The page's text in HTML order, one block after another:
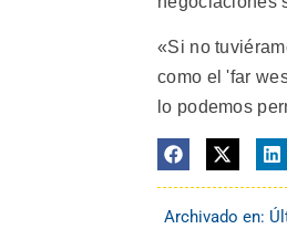
«Si no
como el 'far
lo podemos
Archivado en: